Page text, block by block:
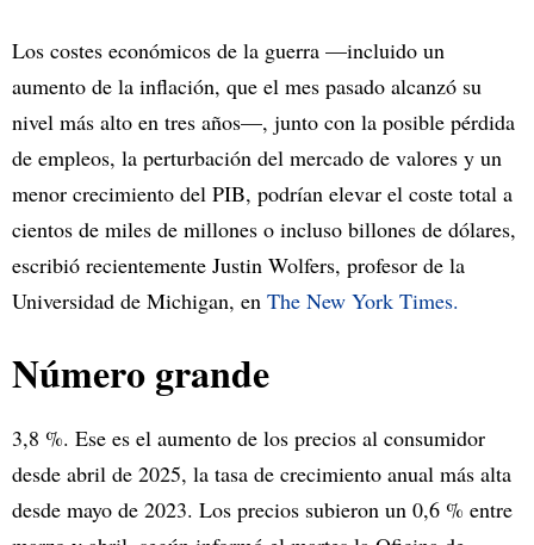
Los costes económicos de la guerra —incluido un
aumento de la inflación, que el mes pasado alcanzó su
nivel más alto en tres años—, junto con la posible pérdida
de empleos, la perturbación del mercado de valores y un
menor crecimiento del PIB, podrían elevar el coste total a
cientos de miles de millones o incluso billones de dólares,
escribió recientemente Justin Wolfers, profesor de la
Universidad de Michigan, en The New York Times.
Número grande
3,8 %. Ese es el aumento de los precios al consumidor
desde abril de 2025, la tasa de crecimiento anual más alta
desde mayo de 2023. Los precios subieron un 0,6 % entre